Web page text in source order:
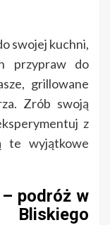
swojej kuchni,
przypraw do
grillowane
Zrób swoją
z
te wyjątkowe
podróż w